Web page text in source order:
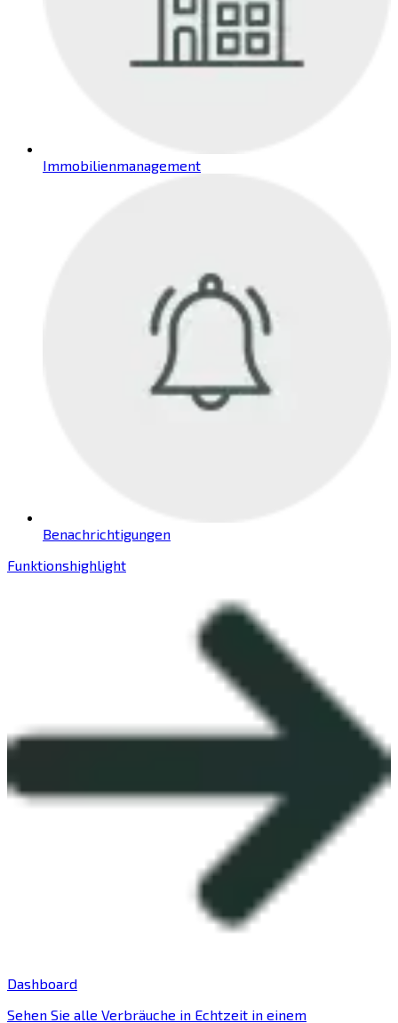
Immobilienmanagement
Benachrichtigungen
Funktionshighlight
Dashboard
Sehen Sie alle Verbräuche in Echtzeit in einem